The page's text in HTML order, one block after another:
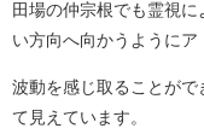
田場の仲宗根でも霊視
い方向へ向かうようにア
波動を感じ取ることが
て見えています。